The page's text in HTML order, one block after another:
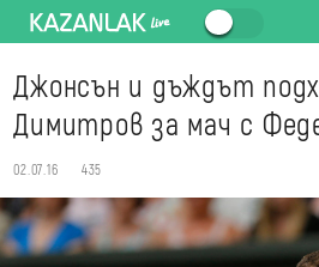
Джонсън и дъждът
Димитров за мач с
02.07.16 435